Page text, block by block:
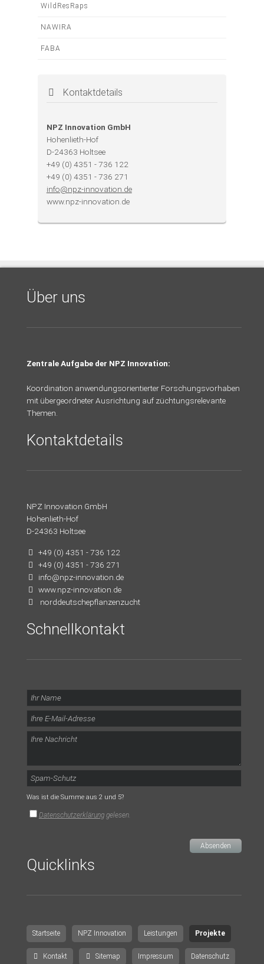
WildResRaps
NAWIRA
FABA
Kontaktdetails
NPZ Innovation GmbH
Hohenlieth-Hof
D-24363 Holtsee
+49 (0) 4351 - 736 122
+49 (0) 4351 - 736 271
info@npz-innovation.de
www.npz-innovation.de
Über uns
Zentrale Aufgabe der NPZ Innovation:
Koordination anwendungsorientierter Forschungsvorhaben
mit übergeordneter Ausrichtung auf züchtungsrelevante
Themen.
Kontaktdetails
NPZ Innovation GmbH
Hohenlieth-Hof
D-24363 Holtsee
+49 (0) 4351 - 736 122
+49 (0) 4351 - 736 271
info@npz-innovation.de
www.npz-innovation.de
norddeutschepflanzenzucht
Schnellkontakt
Was ist die Summe aus 2 und 5?
Datenschutzerklärunggelesen.
Absenden
Quicklinks
Navigation
überspringen
Startseite NPZ Innovation Leistungen Projekte
Kontakt Sitemap Impressum Datenschutz